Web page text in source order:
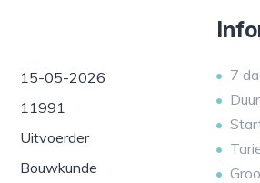
15-05-2026
11991
Uitvoerder
Bouwkunde
7